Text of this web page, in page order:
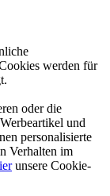
werden für
oder die
und
personalisierte
Verhalten im
unsere Cookie-